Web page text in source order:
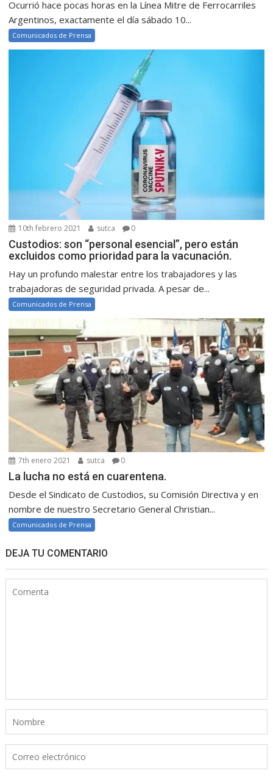
Ocurrió hace pocas horas en la Línea Mitre de Ferrocarriles
Argentinos, exactamente el día sábado 10...
Comunicados de Prensa
10th febrero 2021 sutca 0
Custodios: son “personal esencial”, pero están
excluidos como prioridad para la vacunación.
Hay un profundo malestar entre los trabajadores y las
trabajadoras de seguridad privada. A pesar de...
Comunicados de Prensa
7th enero 2021 sutca 0
La lucha no está en cuarentena.
Desde el Sindicato de Custodios, su Comisión Directiva y en
nombre de nuestro Secretario General Christian...
Comunicados de Prensa
DEJA TU COMENTARIO